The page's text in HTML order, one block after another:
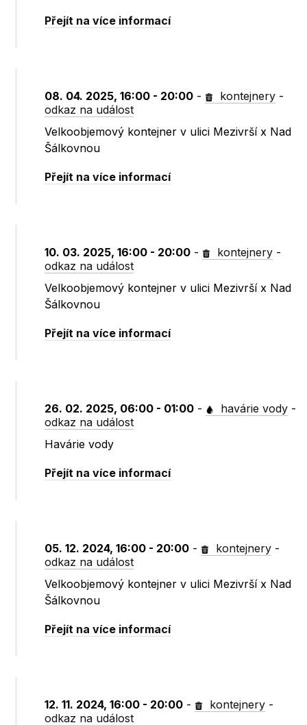
Přejít na více informací
08. 04. 2025, 16:00 - 20:00 - kontejnery -
odkaz na událost
Velkoobjemový kontejner v ulici Mezivrší x Nad
Šálkovnou
Přejít na více informací
10. 03. 2025, 16:00 - 20:00 - kontejnery -
odkaz na událost
Velkoobjemový kontejner v ulici Mezivrší x Nad
Šálkovnou
Přejít na více informací
26. 02. 2025, 06:00 - 01:00 - havárie vody -
odkaz na událost
Havárie vody
Přejít na více informací
05. 12. 2024, 16:00 - 20:00 - kontejnery -
odkaz na událost
Velkoobjemový kontejner v ulici Mezivrší x Nad
Šálkovnou
Přejít na více informací
12. 11. 2024, 16:00 - 20:00 - kontejnery -
odkaz na událost